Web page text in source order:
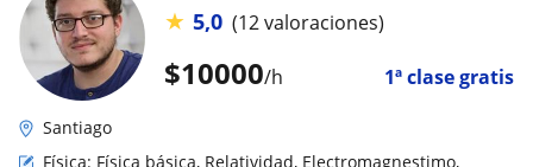
$10000/h 1ª clase gratis
★ 5,0 (12 valoraciones)
Santiago
Física: Física básica, Relatividad, Electromagnestimo,